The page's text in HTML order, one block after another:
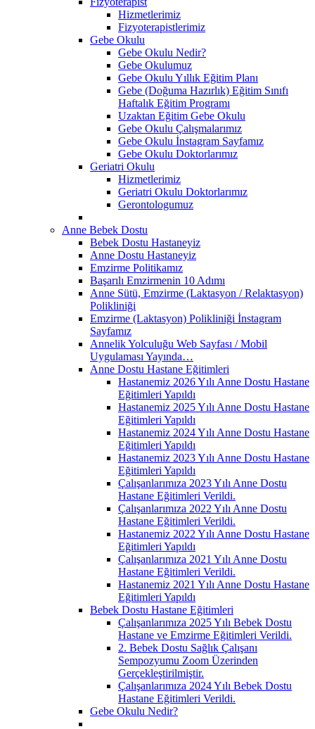
Hizmetlerimiz
Fizyoterapistlerimiz
Gebe Okulu
Gebe Okulu Nedir?
Gebe Okulumuz
Gebe Okulu Yıllık Eğitim Planı
Gebe (Doğuma Hazırlık) Eğitim Sınıfı
Haftalık Eğitim Programı
Uzaktan Eğitim Gebe Okulu
Gebe Okulu Çalışmalarımız
Gebe Okulu İnstagram Sayfamız
Gebe Okulu Doktorlarımız
Geriatri Okulu
Hizmetlerimiz
Geriatri Okulu Doktorlarımız
Gerontologumuz
Anne Bebek Dostu
Bebek Dostu Hastaneyiz
Anne Dostu Hastaneyiz
Emzirme Politikamız
Başarılı Emzirmenin 10 Adımı
Anne Sütü, Emzirme (Laktasyon / Relaktasyon)
Polikliniği
Emzirme (Laktasyon) Polikliniği İnstagram
Sayfamız
Annelik Yolculuğu Web Sayfası / Mobil
Uygulaması Yayında…
Anne Dostu Hastane Eğitimleri
Hastanemiz 2026 Yılı Anne Dostu Hastane
Eğitimleri Yapıldı
Hastanemiz 2025 Yılı Anne Dostu Hastane
Eğitimleri Yapıldı
Hastanemiz 2024 Yılı Anne Dostu Hastane
Eğitimleri Yapıldı
Hastanemiz 2023 Yılı Anne Dostu Hastane
Eğitimleri Yapıldı
Çalışanlarımıza 2023 Yılı Anne Dostu
Hastane Eğitimleri Verildi.
Çalışanlarımıza 2022 Yılı Anne Dostu
Hastane Eğitimleri Verildi.
Hastanemiz 2022 Yılı Anne Dostu Hastane
Eğitimleri Yapıldı
Çalışanlarımıza 2021 Yılı Anne Dostu
Hastane Eğitimleri Verildi.
Hastanemiz 2021 Yılı Anne Dostu Hastane
Eğitimleri Yapıldı
Bebek Dostu Hastane Eğitimleri
Çalışanlarımıza 2025 Yılı Bebek Dostu
Hastane ve Emzirme Eğitimleri Verildi.
2. Bebek Dostu Sağlık Çalışanı
Sempozyumu Zoom Üzerinden
Gerçekleştirilmiştir.
Çalışanlarımıza 2024 Yılı Bebek Dostu
Hastane Eğitimleri Verildi.
Gebe Okulu Nedir?